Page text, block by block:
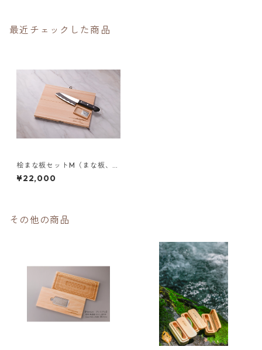
最近チェックした商品
桧まな板セットM（まな板、包
丁、おろし金）
¥22,000
その他の商品